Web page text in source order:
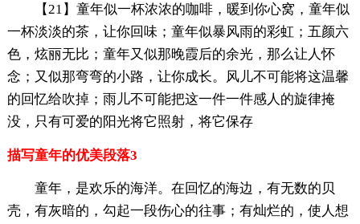
【21】童年似一杯浓浓的咖啡，暖到你心窝，童年似
一杯淡淡的茶，让你回味；童年似暴风雨的彩虹；五颜六
色，炫丽无比；童年又似那晚霞后的余光，那么让人怀
念；又似那弯弯的小路，让你成长。风儿不可能将这温馨
的回忆给吹掉；雨儿不可能把这一件一件感人的旋律掩
没，只有可爱的阳光将它照射，将它保存
描写童年的优美段落3
童年，是欢乐的海洋。在回忆的海边，有无数的贝
壳，有灰暗的，勾起一段伤心的往事；有灿烂的，使人想